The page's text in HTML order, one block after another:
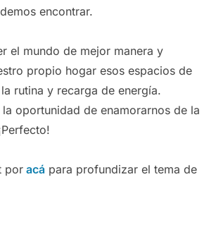
encontrar.
el mundo de mejor manera y
propio hogar esos espacios de
rutina y recarga de energía.
oportunidad de enamorarnos de la
poracápara profundizar el tema de